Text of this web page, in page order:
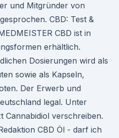
und Mitgründer von
CBD: Test &
CBD ist in
erhältlich.
Dosierungen wird als
sowie als Kapseln,
Der Erwerb und
legal. Unter
Cannabidiol verschreiben.
CBD Öl - darf ich